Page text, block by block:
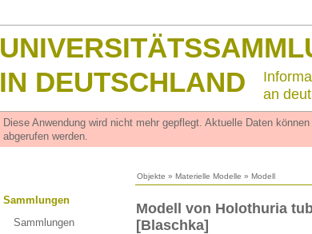
IN DEUTSCHLAND
an
Diese Anwendung wird nicht mehr gepflegt. Aktuelle Daten können
abgerufen werden.
Objekte » Materielle Modelle » Modell
Sammlungen
Sammlungen
Modell von Holothuria
[Blaschka]